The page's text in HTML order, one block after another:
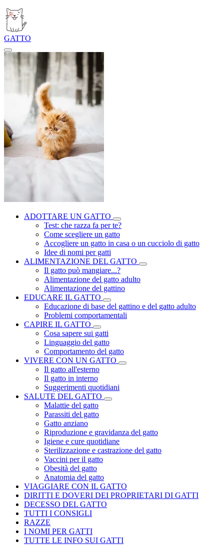
GATTO
ADOTTARE UN GATTO
Test: che razza fa per te?
Come scegliere un gatto
Accogliere un gatto in casa o un cucciolo di gatto
Idee di nomi per gatti
ALIMENTAZIONE DEL GATTO
Il gatto può mangiare...?
Alimentazione del gatto adulto
Alimentazione del gattino
EDUCARE IL GATTO
Educazione di base del gattino e del gatto adulto
Problemi comportamentali
CAPIRE IL GATTO
Cosa sapere sui gatti
Linguaggio del gatto
Comportamento del gatto
VIVERE CON UN GATTO
Il gatto all'esterno
Il gatto in interno
Suggerimenti quotidiani
SALUTE DEL GATTO
Malattie del gatto
Parassiti del gatto
Gatto anziano
Riproduzione e gravidanza del gatto
Igiene e cure quotidiane
Sterilizzazione e castrazione del gatto
Vaccini per il gatto
Obesità del gatto
Anatomia del gatto
VIAGGIARE CON IL GATTO
DIRITTI E DOVERI DEI PROPRIETARI DI GATTI
DECESSO DEL GATTO
TUTTI I CONSIGLI
RAZZE
I NOMI PER GATTI
TUTTE LE INFO SUI GATTI